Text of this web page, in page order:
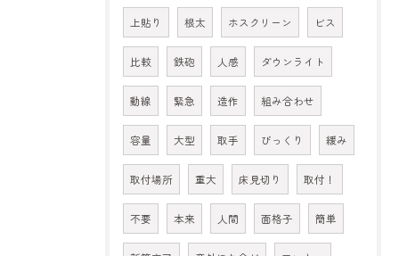
上貼り 根太 ホスクリーン ビス
比較 鉄砲 人感 ダウンライト
動線 緊急 造作 組み合わせ
容量 大型 取手 びっくり 緩み
取付場所 重大 床見切り 取付！
不要 本来 人間 面格子 簡単